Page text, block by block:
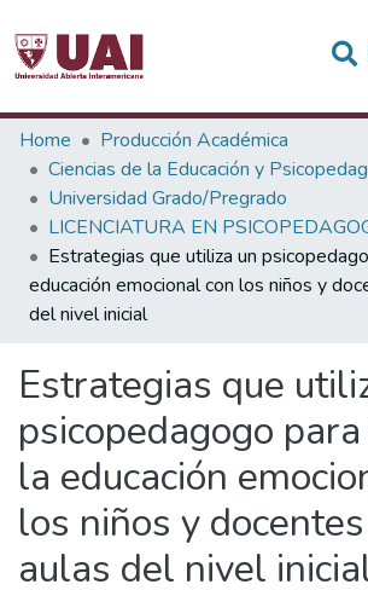
Statistics
Communities & Collections
All of DSpace
Home
Producción Académica
Ciencias de la Educación y
Universidad Grado/Pregrado
LICENCIATURA EN
Estrategias que utiliza un
educación emocional con los niños y
del nivel inicial
Estrategias que
psicopedagogo
la educación
los niños y
aulas del nivel